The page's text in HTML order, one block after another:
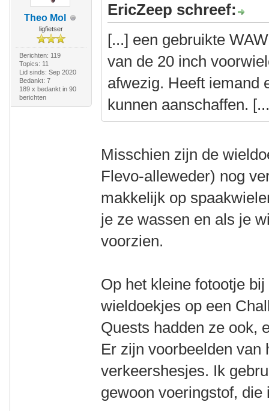
Theo Mol
ligfietser
Berichten: 119
Topics: 11
Lid sinds: Sep 2020
Bedankt: 7
189 x bedankt in 90
berichten
EricZeep schreef:
[...] een gebruikte
van de 20 inch
afwezig. Heeft iemand
kunnen aanschaffen.
Misschien zijn de
Flevo-alleweder) nog
makkelijk op
je ze wassen en als je
voorzien.
Op het kleine fotootje
wieldoekjes op een
Quests hadden ze ook,
Er zijn voorbeelden van
verkeershesjes. Ik
gewoon voeringstof,